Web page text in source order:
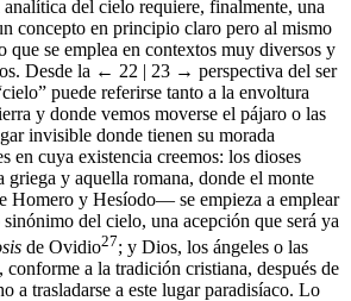
del cielo requiere, finalmente, una
concepto en principio claro pero al mismo
que se emplea en contextos muy diversos y
Desde la ← 22 | 23 → perspectiva del ser
puede referirse tanto a la envoltura
y donde vemos moverse el pájaro o las
invisible donde tienen su morada
en cuya existencia creemos: los dioses
griega y aquella romana, donde el monte
Homero y Hesíodo— se empieza a emplear
del cielo, una acepción que será ya
de Ovidio27; y Dios, los ángeles o las
conforme a la tradición cristiana, después de
a trasladarse a este lugar paradisíaco. Lo